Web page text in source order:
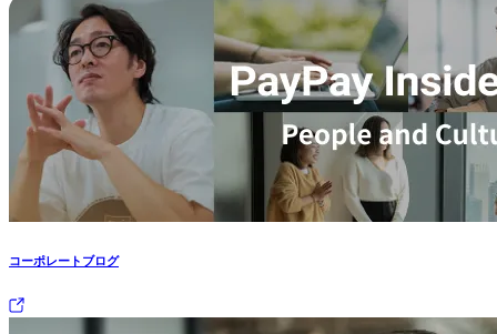
コーポレートブログ